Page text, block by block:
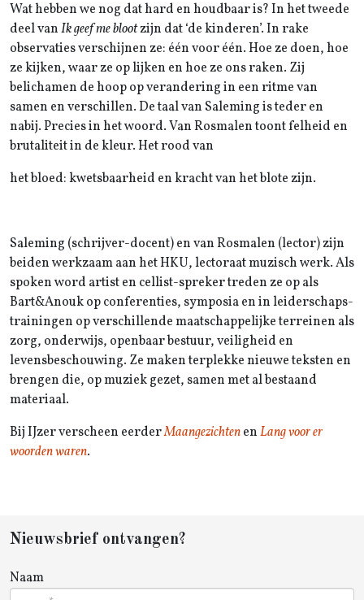
Wat hebben we nog dat hard en houdbaar is? In het tweede
deel vanIk geef me blootzijn dat ‘de kinderen’. In rake
observaties verschijnen ze: één voor één. Hoe ze doen, hoe
ze kijken, waar ze op lijken en hoe ze ons raken. Zij
belichamen de hoop op verandering in een ritme van
samen en verschillen. De taal van Saleming is teder en
nabij. Precies in het woord. Van Rosmalen toont felheid en
brutaliteit in de kleur. Het rood van
het bloed: kwetsbaarheid en kracht van het blote zijn.
Saleming (schrijver-docent) en van Rosmalen (lector) zijn
beiden werkzaam aan het HKU, lectoraat muzisch werk. Als
spoken word artist en cellist-spreker treden ze op als
Bart&Anouk op conferenties, symposia en in leiderschaps­
trainingen op verschillende maatschappelijke terreinen als
zorg, onderwijs, openbaar bestuur, veiligheid en
levensbeschouwing. Ze maken terplekke nieuwe teksten en
brengen die, op muziek gezet, samen met al bestaand
materiaal.
Bij IJzer verscheen eerderMaangezichtenenLang voor er
woorden waren.
Nieuwsbrief ontvangen?
Naam